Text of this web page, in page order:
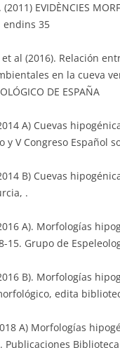
EVIDÈNCIES
endins 35
et al (2016). Relación
en la cueva
DE ESPAÑA
A) Cuevas
y V Congreso Español
B) Cuevas
.
A). Morfologías
15. Grupo de
B). Morfologías
edita
A) Morfologías
Publicaciones